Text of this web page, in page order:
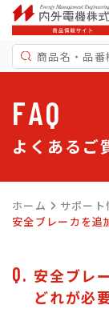
FAQ
よくあるご
ホーム サポート
安全ブレーカを追
安全ブレ
どれが必